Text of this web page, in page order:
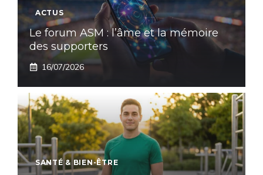
ACTUS
Le forum ASM : l’âme et la mémoire
des supporters
16/07/2026
SANTÉ & BIEN-ÊTRE